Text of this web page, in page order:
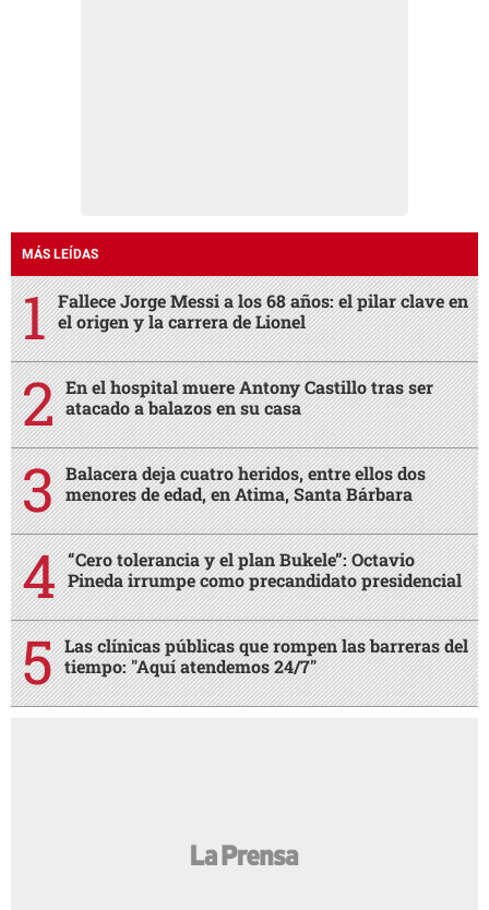
MÁS LEÍDAS
Fallece Jorge Messi a los 68 años: el pilar clave en
el origen y la carrera de Lionel
En el hospital muere Antony Castillo tras ser
atacado a balazos en su casa
Balacera deja cuatro heridos, entre ellos dos
menores de edad, en Atima, Santa Bárbara
“Cero tolerancia y el plan Bukele”: Octavio
Pineda irrumpe como precandidato presidencial
Las clínicas públicas que rompen las barreras del
tiempo: "Aquí atendemos 24/7"